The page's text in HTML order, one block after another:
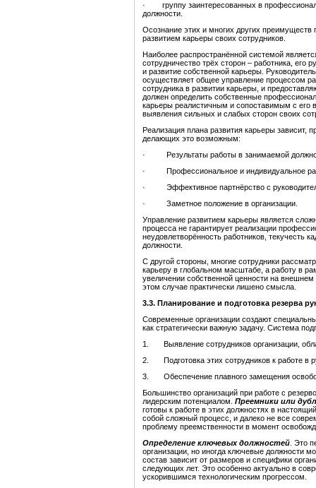
· группу заинтересованных в
должности.
Осознание этих и многих других преимуществ
развитием карьеры своих сотрудников.
Наиболее распространённой системой
сотрудничество трёх сторон – работника, его
и развитие собственной карьеры.
осуществляет общее управление процессом
сотрудника в развитии карьеры, и
должен определить собственные
карьеры реалистичным и сопоставимым с его
выявления сильных и слабых сторон своих
Реализация плана развития карьеры зависит,
делающих это возможным:
· Результаты работы в занимаемой
· Профессиональное и индивидуальное
· Эффективное партнёрство с
· Заметное положение в организации.
Управление развитием карьеры является
процесса не гарантирует реализации
неудовлетворённость работников, текучесть
должности.
С другой стороны, многие сотрудники
карьеру в глобальном масштабе, а работу в
увеличении собственной ценности на
этом случае практически лишено смысла.
3.3. Планирование и подготовка резерва
Современные организации создают
как стратегически важную задачу. Система
1. Выявление сотрудников организации,
2. Подготовка этих сотрудников к работе в
3. Обеспечение плавного замещения
Большинство организаций при работе с
лидерским потенциалом. Преемники или
готовы к работе в этих должностях в
собой сложный процесс, и далеко не все
проблему преемственности в момент
Определение ключевых должностей . Это
организации, но иногда ключевые должности
состав зависит от размеров и специфики
следующих лет. Это особенно актуально в
ускорившимся технологическим прогрессом.